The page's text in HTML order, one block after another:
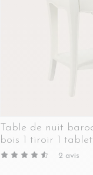
Table de nuit
bois 1 tiroir 1
MURIANE
2 avis